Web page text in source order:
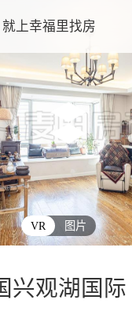
上幸福里找房
VR 图片
兴观湖国际